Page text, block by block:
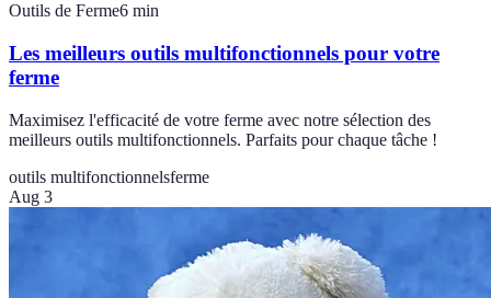
Outils de Ferme6 min
Les meilleurs outils multifonctionnels pour votre
ferme
Maximisez l'efficacité de votre ferme avec notre sélection des
meilleurs outils multifonctionnels. Parfaits pour chaque tâche !
outils multifonctionnelsferme
Aug 3